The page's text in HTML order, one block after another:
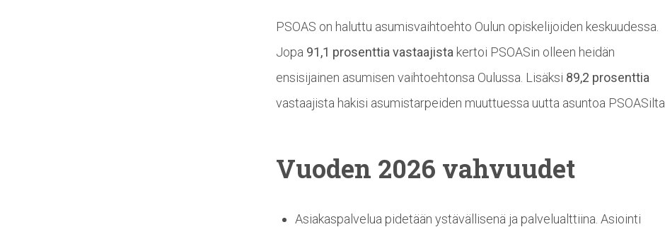
PSOAS on haluttu asumisvaihtoehto Oulun opiskelijoiden keskuudessa.
Jopa 91,1 prosenttia vastaajista kertoi PSOASin olleen heidän
ensisijainen asumisen vaihtoehtonsa Oulussa. Lisäksi 89,2 prosenttia
vastaajista hakisi asumistarpeiden muuttuessa uutta asuntoa PSOASilta.
Vuoden 2026 vahvuudet
Asiakaspalvelua pidetään ystävällisenä ja palvelualttiina. Asiointi